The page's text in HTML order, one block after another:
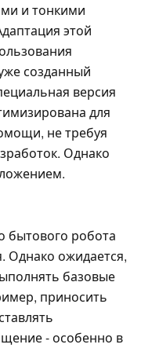
и тонкими
этой
созданный
версия
для
не требуя
Однако
бытового робота
Однако ожидается,
базовые
приносить
- особенно в